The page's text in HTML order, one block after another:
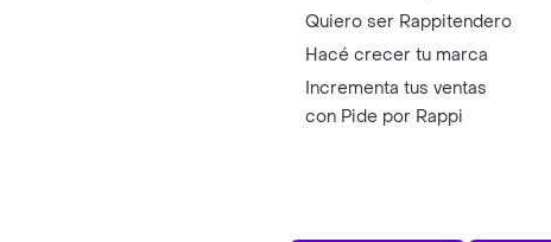
Quiero ser Rappitendero
Hacé crecer tu marca
Incrementa tus ventas
con Pide por Rappi